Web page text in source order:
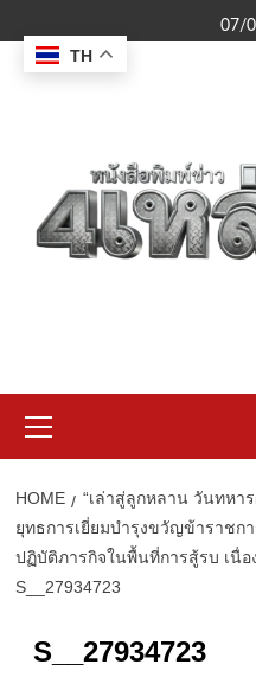
to
content
07/
Menu
HOME
“เล่าสู่ลูกหลาน วันทหาร
ยุทธการเยี่ยมบำรุงขวัญข้าราชก
ปฏิบัติภารกิจในพื้นที่การสู้รบ เนื่
S__27934723
S__27934723
TH